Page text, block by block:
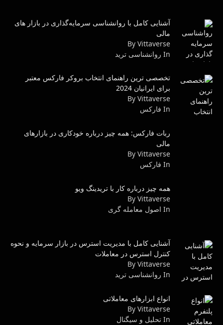
آشنایی کامل با روانشناسی سرمایه‌گذاری در بازار های
مالی
By Vittaverse
In روانشناسى ترید
تخصصی ترین راهنمای انتخاب بروکر فارکس معتبر
برای ایرانیان 2024
By Vittaverse
In فاركس
ربات فارکس: همه چیز درباره خودکاری در بازارهای
مالی
By Vittaverse
In فاركس
همه چیز درباره کار با تریدینگ ویو
By Vittaverse
In اصول معامله گرى
آشنایی کامل با مدیریت استرس در بازار سرمایه و نحوه
کنترل استرس در معاملات
By Vittaverse
In روانشناسى ترید
انواع ابزارهای معاملاتی
By Vittaverse
In تحلیل و سیگنال